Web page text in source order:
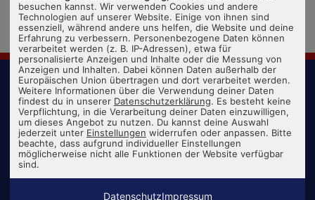
© 2026 Ausbildungspark Verlag, Alle Rechte vorbehalten.
Verlag
Impressum
Datenschutz
AGB
Widerrufsbelehrung
Bestellung
Cookies
besuchen kannst. Wir verwenden Cookies und andere
Technologien auf unserer Website. Einige von ihnen sind
essenziell, während andere uns helfen, die Website und deine
Erfahrung zu verbessern. Personenbezogene Daten können
verarbeitet werden (z. B. IP-Adressen), etwa für
personalisierte Anzeigen und Inhalte oder die Messung von
Anzeigen und Inhalten. Dabei können Daten außerhalb der
Europäischen Union übertragen und dort verarbeitet werden.
Weitere Informationen über die Verwendung deiner Daten
findest du in unserer Datenschutzerklärung. Es besteht keine
Verpflichtung, in die Verarbeitung deiner Daten einzuwilligen,
um dieses Angebot zu nutzen. Du kannst deine Auswahl
jederzeit unter Einstellungen widerrufen oder anpassen. Bitte
beachte, dass aufgrund individueller Einstellungen
möglicherweise nicht alle Funktionen der Website verfügbar
sind.
DatenschutzImpressum